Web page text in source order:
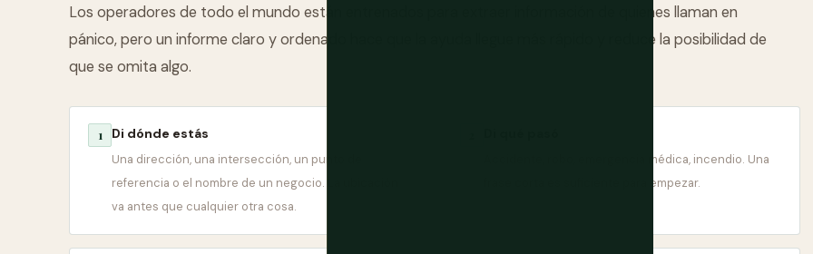
Los operadores de todo el mundo están entrenados para extraer información de quienes llaman en
pánico, pero un informe claro y ordenado hace que la ayuda llegue más rápido y reduce la posibilidad de
que se omita algo.
1 Di dónde estás
Una dirección, una intersección, un punto de
referencia o el nombre de un negocio. La ubicación
va antes que cualquier otra cosa.
Accidente, robo, emergencia médica, incendio. Una
frase corta es suficiente para empezar.